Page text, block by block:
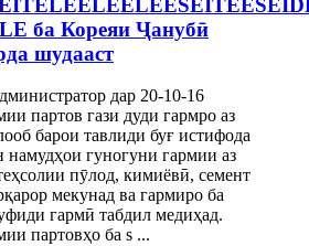
ба Кореяи Ҷанубӣ
шудааст
дар 20-10-16
партов гази дуди гармро аз
барои тавлиди буғ истифода
намудҳои гуногуни гармии аз
пӯлод, кимиёвӣ, семент
мекунад ва гармиро ба
гармӣ табдил медиҳад.
партовҳо ба s ...